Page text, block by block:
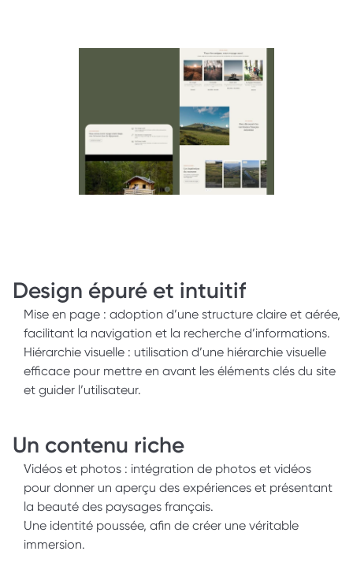
Design épuré et intuitif
Mise en page : adoption d’une structure claire et aérée,
facilitant la navigation et la recherche d’informations.
Hiérarchie visuelle : utilisation d’une hiérarchie visuelle
efficace pour mettre en avant les éléments clés du site
et guider l’utilisateur.
Un contenu riche
Vidéos et photos : intégration de photos et vidéos
pour donner un aperçu des expériences et présentant
la beauté des paysages français.
Une identité poussée, afin de créer une véritable
immersion.